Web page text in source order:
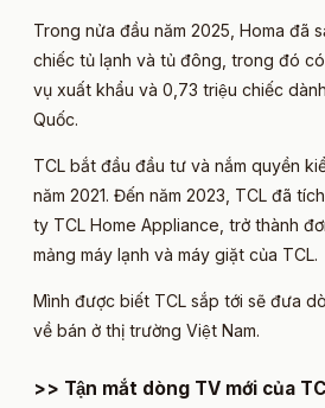
Trong nửa đầu năm 2025, Homa đã
chiếc tủ lạnh và tủ đông, trong đó
vụ xuất khẩu và 0,73 triệu chiếc
Quốc.
TCL bắt đầu đầu tư và nắm quyền
năm 2021. Đến năm 2023, TCL đã
ty TCL Home Appliance, trở thành
mảng máy lạnh và máy giặt của TCL.
Mình được biết TCL sắp tới sẽ đưa
về bán ở thị trường Việt Nam.
>> Tận mắt dòng TV mới của